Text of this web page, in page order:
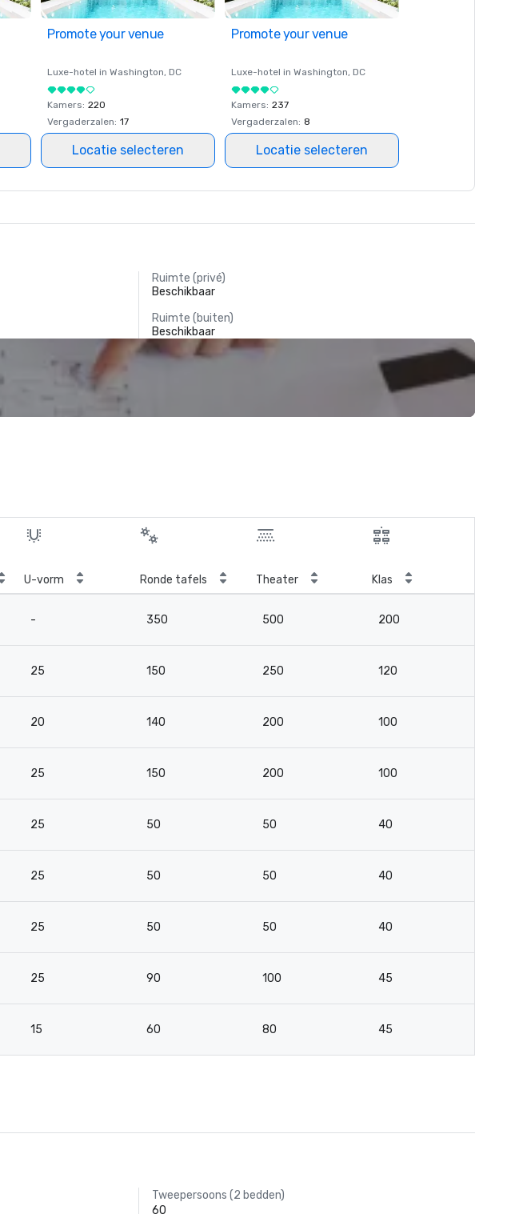
Promote your venue
Luxe-hotel in Washington, DC
Kamers: 220
Vergaderzalen: 17
Locatie selecteren
Promote your venue
Luxe-hotel in Washington, DC
Kamers: 237
Vergaderzalen: 8
Locatie selecteren
Ruimte (privé)
Beschikbaar
Ruimte (buiten)
Beschikbaar
U-vorm Ronde tafels Theater Klas
- 350 500 200
25 150 250 120
20 140 200 100
25 150 200 100
25 50 50 40
25 50 50 40
25 50 50 40
25 90 100 45
15 60 80 45
Tweepersoons (2 bedden)
60